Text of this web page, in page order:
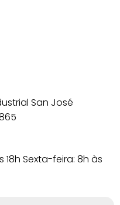
San José
18h Sexta-feira: 8h às